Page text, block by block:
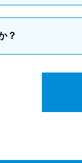
？